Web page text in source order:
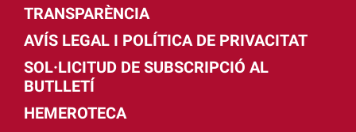
TRANSPARÈNCIA
AVÍS LEGAL I POLÍTICA DE PRIVACITAT
SOL·LICITUD DE SUBSCRIPCIÓ AL
BUTLLETÍ
HEMEROTECA